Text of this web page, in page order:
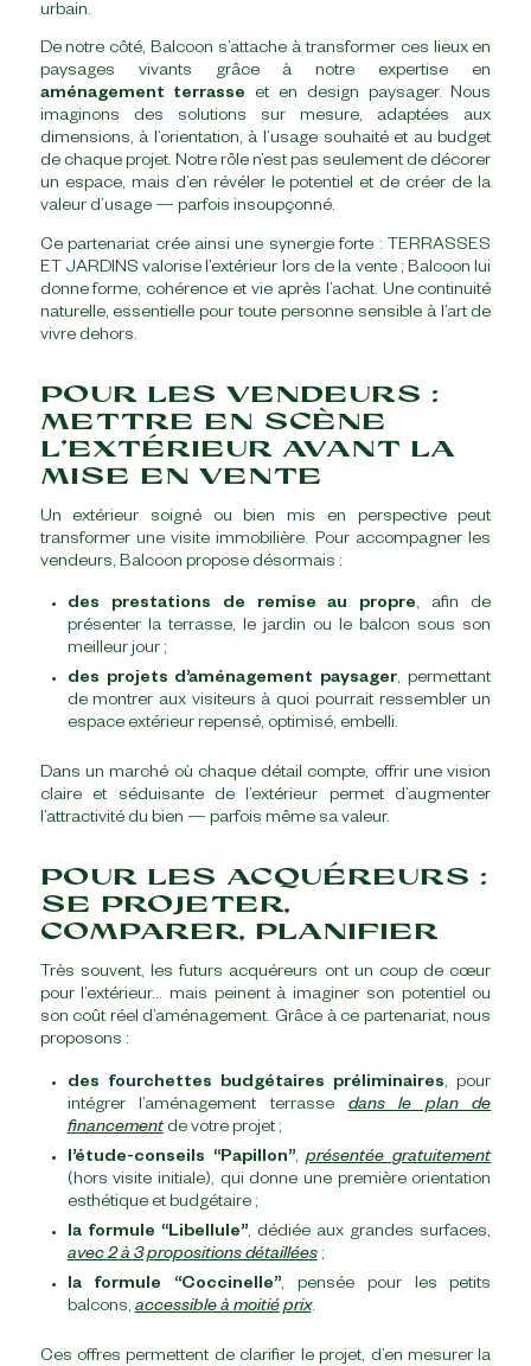
urbain.
De notre côté, Balcoon s’attache à transformer ces lieux en
paysages vivants grâce à notre expertise en
aménagement terrasse et en design paysager. Nous
imaginons des solutions sur mesure, adaptées aux
dimensions, à l’orientation, à l’usage souhaité et au budget
de chaque projet. Notre rôle n’est pas seulement de décorer
un espace, mais d’en révéler le potentiel et de créer de la
valeur d’usage — parfois insoupçonné.
Ce partenariat crée ainsi une synergie forte : TERRASSES
ET JARDINS valorise l’extérieur lors de la vente ; Balcoon lui
donne forme, cohérence et vie après l’achat. Une continuité
naturelle, essentielle pour toute personne sensible à l’art de
vivre dehors.
POUR LES VENDEURS :
METTRE EN SCÈNE
L’EXTÉRIEUR AVANT LA
MISE EN VENTE
Un extérieur soigné ou bien mis en perspective peut
transformer une visite immobilière. Pour accompagner les
vendeurs, Balcoon propose désormais :
des prestations de remise au propre, afin de
présenter la terrasse, le jardin ou le balcon sous son
meilleur jour ;
des projets d’aménagement paysager, permettant
de montrer aux visiteurs à quoi pourrait ressembler un
espace extérieur repensé, optimisé, embelli.
Dans un marché où chaque détail compte, offrir une vision
claire et séduisante de l’extérieur permet d’augmenter
l’attractivité du bien — parfois même sa valeur.
POUR LES ACQUÉREURS :
SE PROJETER,
COMPARER, PLANIFIER
Très souvent, les futurs acquéreurs ont un coup de cœur
pour l’extérieur… mais peinent à imaginer son potentiel ou
son coût réel d’aménagement. Grâce à ce partenariat, nous
proposons :
des fourchettes budgétaires préliminaires, pour
intégrer l’aménagement terrassedans le plan de
financementde votre projet ;
l’étude-conseils “Papillon”,présentée gratuitement
(hors visite initiale), qui donne une première orientation
esthétique et budgétaire ;
la formule “Libellule”, dédiée aux grandes surfaces,
avec 2 à 3 propositions détaillées;
la formule “Coccinelle”, pensée pour les petits
balcons,accessible à moitié prix.
Ces offres permettent de clarifier le projet, d’en mesurer la